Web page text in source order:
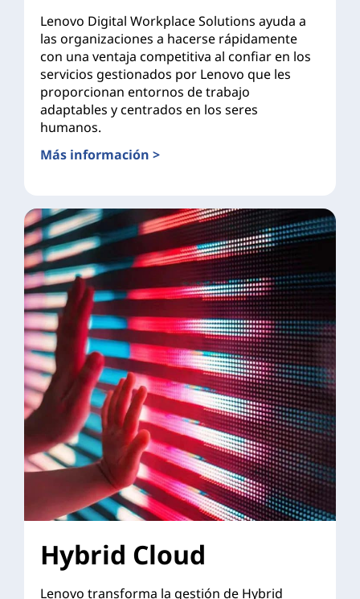
Lenovo Digital Workplace Solutions ayuda a
las organizaciones a hacerse rápidamente
con una ventaja competitiva al confiar en los
servicios gestionados por Lenovo que les
proporcionan entornos de trabajo
adaptables y centrados en los seres
humanos.
Más información >
Hybrid Cloud
Lenovo transforma la gestión de Hybrid